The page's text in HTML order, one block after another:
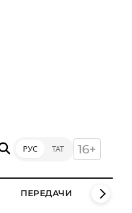
РУС ТАТ 16+
ПЕРЕДАЧИ КЛИПЫ